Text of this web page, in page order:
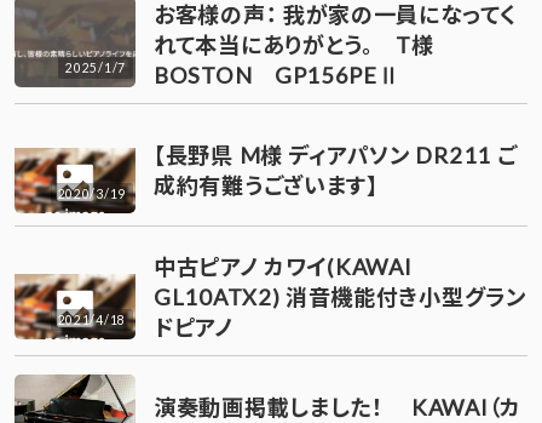
2025/1/7
お客様の声： 我が家の一員になってく
れて本当にありがとう。 T様
BOSTON GP156PEⅡ
2020/3/19
【長野県 M様 ディアパソン DR211 ご
成約有難うございます】
2021/4/18
中古ピアノ カワイ(KAWAI
GL10ATX2) 消音機能付き小型グラン
ドピアノ
演奏動画掲載しました！ KAWAI（カ